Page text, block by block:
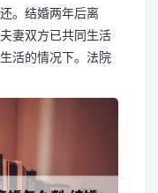
。结婚两年后离
妻双方已共同生活
活的情况下。法院